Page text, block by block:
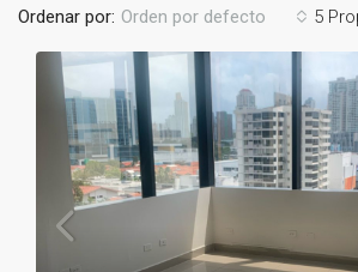
5
Ordenar por: Orden por defecto